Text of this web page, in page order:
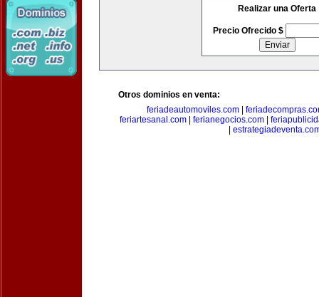
Realizar una Oferta
Precio Ofrecido $
Otros dominios en venta:
feriadeautomoviles.com
feriartesanal.com
ferianegocios.com